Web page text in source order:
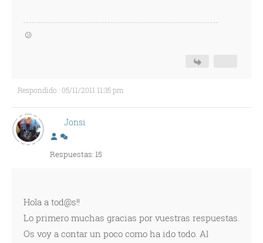
😕
Respondido : 05/11/2011 11:35 pm
Jonsi
Respuestas: 15
Hola a tod@s!!
Lo primero muchas gracias por vuestras respuestas.
Os voy a contar un poco como ha ido todo. Al